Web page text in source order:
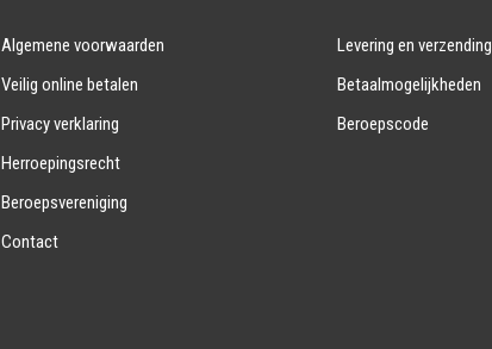
Algemene voorwaarden
Veilig online betalen
Privacy verklaring
Herroepingsrecht
Beroepsvereniging
Contact
Levering en verzending
Betaalmogelijkheden
Beroepscode